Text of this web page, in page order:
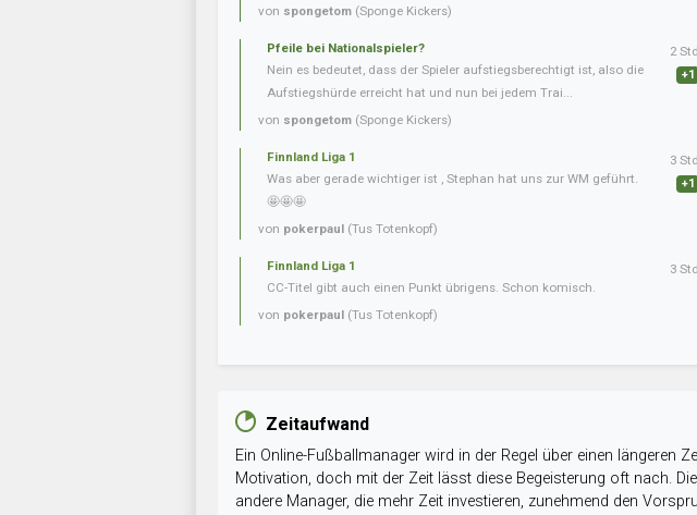
von spongetom (Sponge Kickers)
Pfeile bei Nationalspieler?
Nein es bedeutet, dass der Spieler aufstiegsberechtigt ist, also die
Aufstiegshürde erreicht hat und nun bei jedem Trai...
von spongetom (Sponge Kickers)
2 Std
+1
Finnland Liga 1
Was aber gerade wichtiger ist , Stephan hat uns zur WM geführt.
🤩🤩🤩
von pokerpaul (Tus Totenkopf)
3 Std
+1
Finnland Liga 1
CC-Titel gibt auch einen Punkt übrigens. Schon komisch.
von pokerpaul (Tus Totenkopf)
3 Std
Zeitaufwand
Ein Online-Fußballmanager wird in der Regel über einen längeren
Motivation, doch mit der Zeit lässt diese Begeisterung oft nach.
andere Manager, die mehr Zeit investieren, zunehmend den